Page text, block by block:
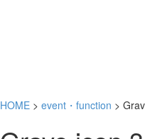
HOME > event・function >